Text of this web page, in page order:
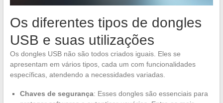
Os diferentes tipos de dongles
USB e suas utilizações
Os dongles USB não são todos criados iguais. Eles se
apresentam em vários tipos, cada um com funcionalidades
específicas, atendendo a necessidades variadas.
Chaves de segurança: Esses dongles são essenciais para